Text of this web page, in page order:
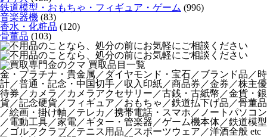
鉄道模型・おもちゃ・フィギュア・ゲーム (996)
音楽器機 (83)
香水・化粧品 (120)
骨董品 (103)
金・プラチナ・貴金属／ダイヤモンド・宝石／ブランド品／時
計／普通・記念・中国切手／収入印紙／商品券／金券／株主優
待券／カメラ／カメラアクセサリー／古銭・古紙幣／金貨・銀
貨／記念硬貨／フィギュア／おもちゃ／鉄道払下げ品／骨董品
／絵画・掛け軸／テレカ／携帯電話・スマホ／ノートパソコン
／電動工具／家電／ギター・管楽器／ゲーム機本体／鉄道模型
／ゴルフクラブ／テニス用品／スポーツウェア／洋酒全般 etc